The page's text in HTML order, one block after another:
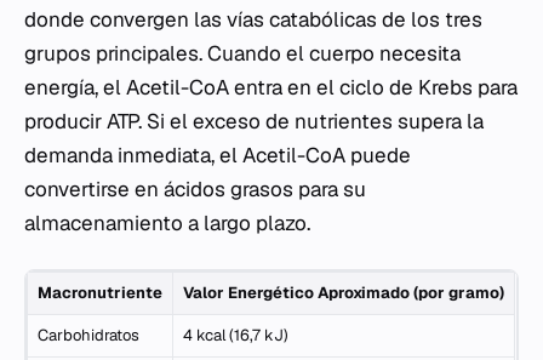
donde convergen las vías catabólicas de los tres
grupos principales. Cuando el cuerpo necesita
energía, el Acetil-CoA entra en el ciclo de Krebs para
producir ATP. Si el exceso de nutrientes supera la
demanda inmediata, el Acetil-CoA puede
convertirse en ácidos grasos para su
almacenamiento a largo plazo.
Macronutriente Valor Energético Aproximado (por gramo)
Carbohidratos 4 kcal (16,7 kJ)